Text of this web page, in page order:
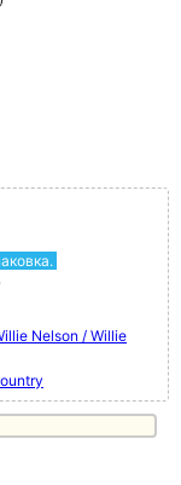
Nelson / Willie